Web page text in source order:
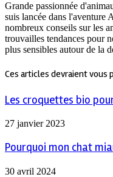
Grande passionnée
suis lancée dans l'aventure
nombreux conseils sur les
trouvailles tendances pour
plus sensibles autour de la
Ces articles devraient vous
Les croquettes bio
27 janvier 2023
Pourquoi mon chat
30 avril 2024